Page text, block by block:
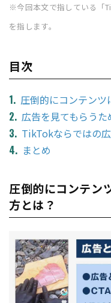
※今回本文で指している「
を指します。
目次
圧倒的にコンテンツ
広告を見てもらう
TikTokならではの
まとめ
圧倒的にコンテン
方とは？